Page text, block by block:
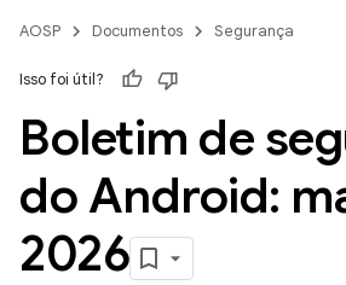
AOSP Documentos Segurança
Isso foi útil?
Boletim de
do Android:
2026